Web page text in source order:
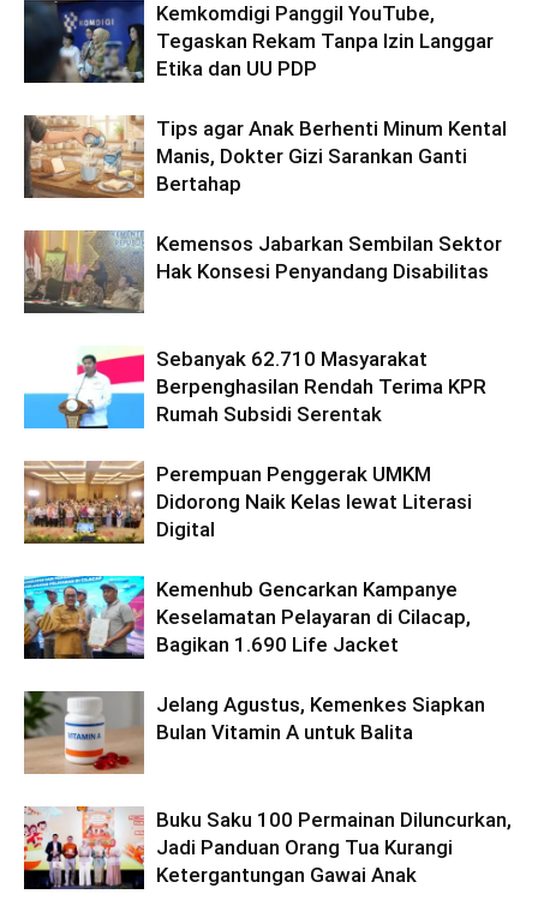
Kemkomdigi Panggil YouTube,
Tegaskan Rekam Tanpa Izin Langgar
Etika dan UU PDP
Tips agar Anak Berhenti Minum Kental
Manis, Dokter Gizi Sarankan Ganti
Bertahap
Kemensos Jabarkan Sembilan Sektor
Hak Konsesi Penyandang Disabilitas
Sebanyak 62.710 Masyarakat
Berpenghasilan Rendah Terima KPR
Rumah Subsidi Serentak
Perempuan Penggerak UMKM
Didorong Naik Kelas lewat Literasi
Digital
Kemenhub Gencarkan Kampanye
Keselamatan Pelayaran di Cilacap,
Bagikan 1.690 Life Jacket
Jelang Agustus, Kemenkes Siapkan
Bulan Vitamin A untuk Balita
Buku Saku 100 Permainan Diluncurkan,
Jadi Panduan Orang Tua Kurangi
Ketergantungan Gawai Anak